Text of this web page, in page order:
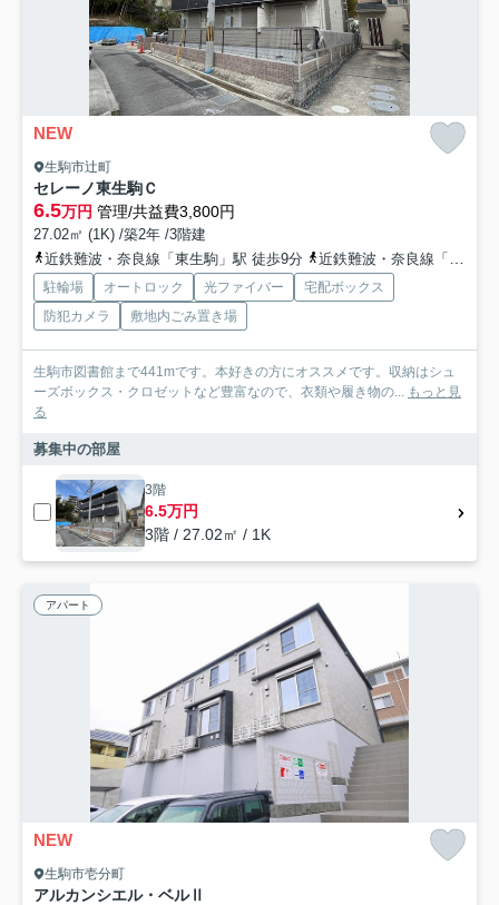
NEW
生駒市辻町
セレーノ東生駒Ｃ
6.5万円 管理/共益費3,800円
27.02㎡ (1K) /築2年 /3階建
近鉄難波・奈良線「東生駒」駅 徒歩9分
近鉄難波・奈良線「生駒」駅 徒歩23分
駐輪場 オートロック 光ファイバー
宅配ボックス
防犯カメラ
敷地内ごみ置き場
生駒市図書館まで441mです。本好きの方にオススメです。収納はシュ
ーズボックス・クロゼットなど豊富なので、衣類や履き物の... もっと見
る
募集中の部屋
3階
6.5万円
3階 / 27.02㎡ / 1K
アパート
NEW
生駒市壱分町
アルカンシエル・ベルⅡ